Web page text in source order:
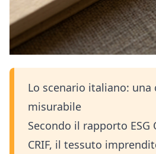
Lo scenario italiano: una
misurabile
Secondo il rapporto ESG
CRIF, il tessuto